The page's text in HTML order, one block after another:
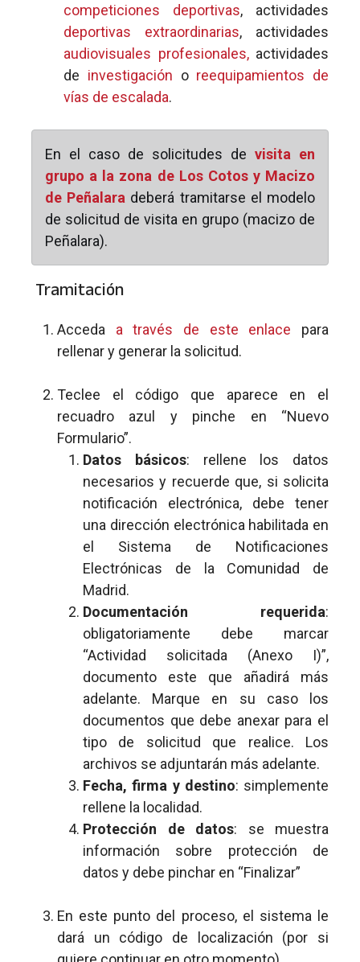
competiciones deportivas, actividades
deportivas extraordinarias, actividades
audiovisuales profesionales,actividades
de investigación o reequipamientos de
vías de escalada.
En el caso de solicitudes de visita en
grupo a la zona de Los Cotos y Macizo
de Peñalara deberá tramitarse el modelo
de solicitud de visita en grupo (macizo de
Peñalara).
Tramitación
Acceda a través de este enlace para
rellenar y generar la solicitud.
Teclee el código que aparece en el
recuadro azul y pinche en “Nuevo
Formulario”.
Datos básicos: rellene los datos
necesarios y recuerde que, si solicita
notificación electrónica, debe tener
una dirección electrónica habilitada en
el Sistema de Notificaciones
Electrónicas de la Comunidad de
Madrid.
Documentación requerida:
obligatoriamente debe marcar
“Actividad solicitada (Anexo I)”,
documento este que añadirá más
adelante. Marque en su caso los
documentos que debe anexar para el
tipo de solicitud que realice. Los
archivos se adjuntarán más adelante.
Fecha, firma y destino: simplemente
rellene la localidad.
Protección de datos: se muestra
información sobre protección de
datos y debe pinchar en “Finalizar”
En este punto del proceso, el sistema le
dará un código de localización (por si